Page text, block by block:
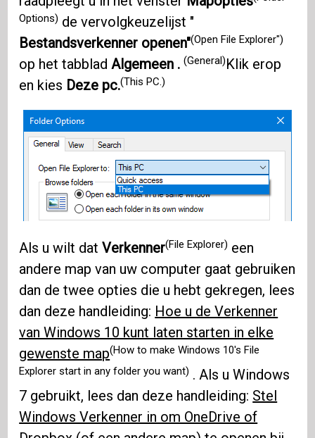
Options) de vervolgkeuzelijst "
Bestandsverkenner openen"(Open File Explorer")
op het tabbladAlgemeen .(General)Klik erop
en kies Deze pc.(This PC.)
Als u wilt datVerkenner(File Explorer) een
andere map van uw computer gaat gebruiken
dan de twee opties die u hebt gekregen, lees
dan deze handleiding: Hoe u de Verkenner
van Windows 10 kunt laten starten in elke
gewenste map(How to make Windows 10's File
Explorer start in any folder you want) . Als u Windows
7 gebruikt, lees dan deze handleiding: Stel
Windows Verkenner in om OneDrive of